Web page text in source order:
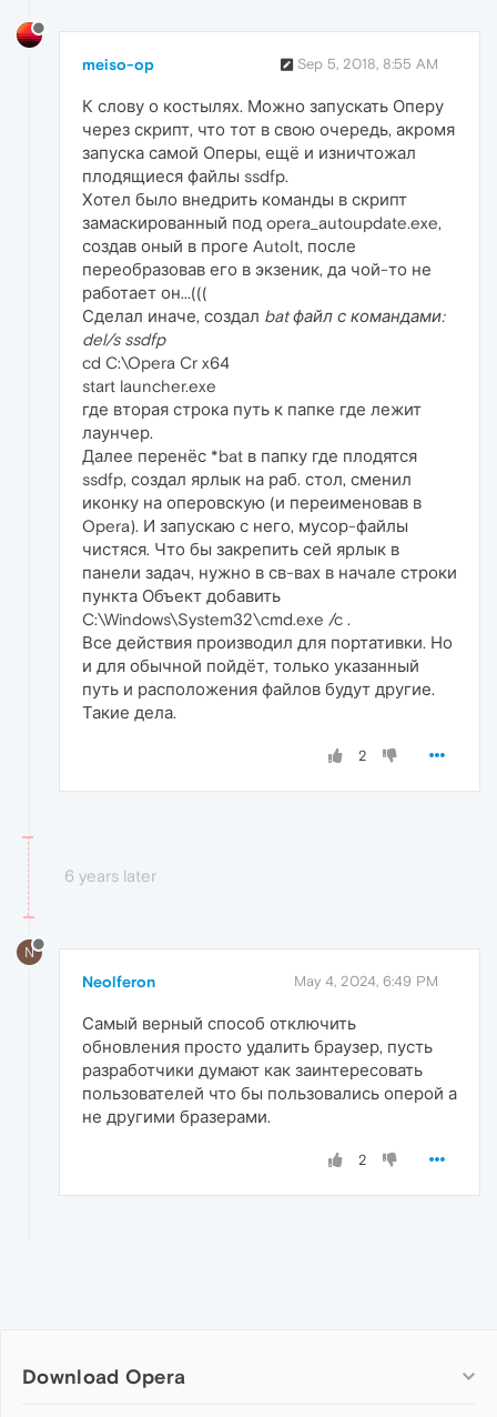
meiso-op Sep 5, 2018, 8:55 AM
К слову о костылях. Можно запускать Оперу
через скрипт, что тот в свою очередь, акромя
запуска самой Оперы, ещё и изничтожал
плодящиеся файлы ssdfp.
Хотел было внедрить команды в скрипт
замаскированный под opera_autoupdate.exe,
создав оный в проге AutoIt, после
переобразовав его в экзеник, да чой-то не
работает он...(((
Сделал иначе, создал bat файл с командами:
del/s ssdfp
cd C:\Opera Cr x64
start launcher.exe
где вторая строка путь к папке где лежит
лаунчер.
Далее перенёс *bat в папку где плодятся
ssdfp, создал ярлык на раб. стол, сменил
иконку на оперовскую (и переименовав в
Opera). И запускаю с него, мусор-файлы
чистяся. Что бы закрепить сей ярлык в
панели задач, нужно в св-вах в начале строки
пункта Объект добавить
C:\Windows\System32\cmd.exe /c .
Все действия производил для портативки. Но
и для обычной пойдёт, только указанный
путь и расположения файлов будут другие.
Такие дела.
2
6 years later
N
Neolferon May 4, 2024, 6:49 PM
Самый верный способ отключить
обновления просто удалить браузер, пусть
разработчики думают как заинтересовать
пользователей что бы пользовались оперой а
не другими бразерами.
2
Download Opera